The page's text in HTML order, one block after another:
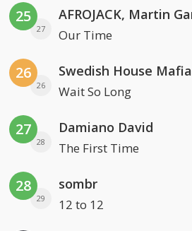
25
27 Our Time
26
26
Swedish House Mafia
Wait So Long
27
28
Damiano David
The First Time
28
29
sombr
12 to 12